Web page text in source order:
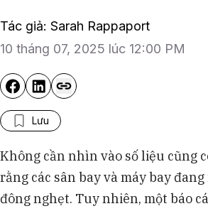
Tác giả: Sarah Rappaport
10 tháng 07, 2025 lúc 12:00 PM
Lưu
Không cần nhìn vào số liệu cũng
rằng các sân bay và máy bay
đông nghẹt. Tuy nhiên, một báo